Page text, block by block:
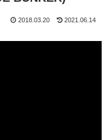
2018.03.20 2021.06.14